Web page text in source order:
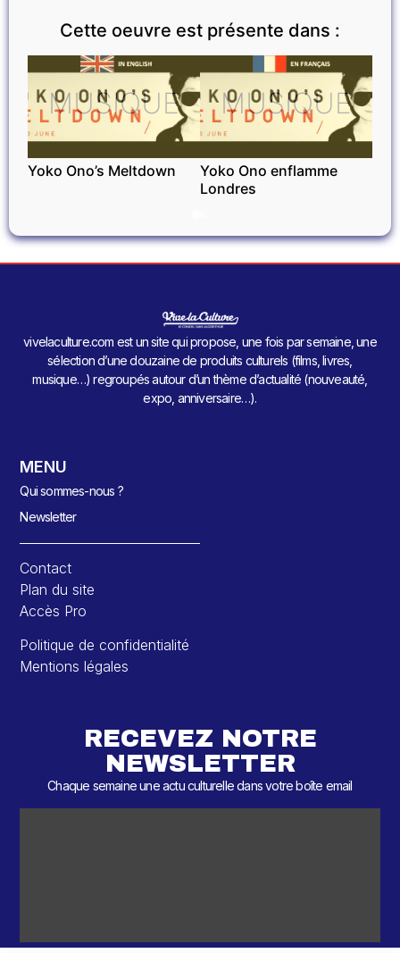
Cette oeuvre est présente dans :
MUSIQUE
Yoko Ono’s Meltdown
MUSIQUE
Yoko Ono enflamme
Londres
vivelaculture.com est un site qui propose, une fois par semaine, une
sélection d’une douzaine de produits culturels (films, livres,
musique…) regroupés autour d’un thème d’actualité (nouveauté,
expo, anniversaire…).
MENU
Qui sommes-nous ?
Newsletter
Contact
Plan du site
Accès Pro
Politique de confidentialité
Mentions légales
RECEVEZ NOTRE
NEWSLETTER
Chaque semaine une actu culturelle dans votre boîte email